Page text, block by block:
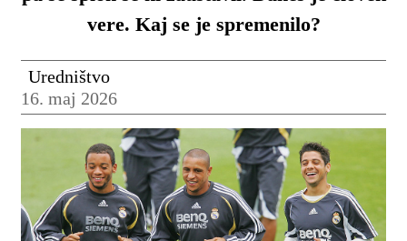
vere. Kaj se je spremenilo?
Uredništvo
16. maj 2026